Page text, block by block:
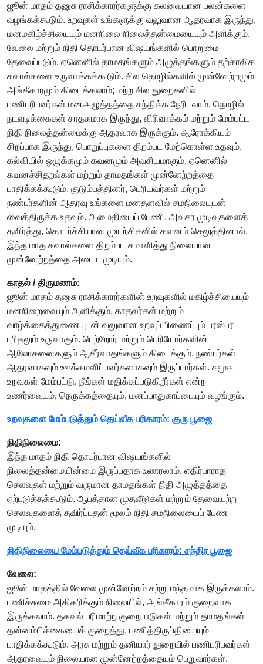
ஜூன் மாதம் தனுசு ராசிக்காரர்களுக்கு கலவையான பலன்களை
வழங்கக்கூடும். உறவுகள் உங்களுக்கு வலுவான ஆதரவாக இருந்து,
மனமகிழ்ச்சியையும் மனநிலை நிலைத்தன்மையையும் அளிக்கும்.
வேலை மற்றும் நிதி தொடர்பான விஷயங்களில் பொறுமை
தேவைப்படும், ஏனெனில் தாமதங்களும் அழுத்தங்களும் தற்காலிக
சவால்களை உருவாக்கக்கூடும். சில தொழில்களில் முன்னேற்றமும்
அங்கீகாரமும் கிடைக்கலாம்; மற்ற சில துறைகளில்
பணிபுரிபவர்கள் மனஅழுத்தத்தை சந்திக்க நேரிடலாம். தொழில்
நடவடிக்கைகள் சாதகமாக இருந்து, விரிவாக்கம் மற்றும் மேம்பட்ட
நிதி நிலைத்தன்மைக்கு ஆதரவாக இருக்கும். ஆரோக்கியம்
சிறப்பாக இருந்து, பொறுப்புகளை திறம்பட மேற்கொள்ள உதவும்.
கல்வியில் ஒழுக்கமும் கவனமும் அவசியமாகும், ஏனெனில்
கவனச்சிதறல்கள் மற்றும் தாமதங்கள் முன்னேற்றத்தை
பாதிக்கக்கூடும். குடும்பத்தினர், பெரியவர்கள் மற்றும்
நண்பர்களின் ஆதரவு உங்களை மனதளவில் சமநிலையுடன்
வைத்திருக்க உதவும். அமைதியைப் பேணி, அவசர முடிவுகளைத்
தவிர்த்து, தொடர்ச்சியான முயற்சிகளில் கவனம் செலுத்தினால்,
இந்த மாத சவால்களை திறம்பட சமாளித்து நிலையான
முன்னேற்றத்தை அடைய முடியும்.
காதல் / திருமணம்:
ஜூன் மாதம் தனுசு ராசிக்காரர்களின் உறவுகளில் மகிழ்ச்சியையும்
மனநிறைவையும் அளிக்கும். காதலர்கள் மற்றும்
வாழ்க்கைத்துணையுடன் வலுவான உறவுப் பிணைப்பும் பரஸ்பர
புரிதலும் உருவாகும். பெற்றோர் மற்றும் பெரியோர்களின்
ஆலோசனைகளும் ஆசீர்வாதங்களும் கிடைக்கும். நண்பர்கள்
ஆதரவாகவும் ஊக்கமளிப்பவர்களாகவும் இருப்பார்கள். சமூக
உறவுகள் மேம்பட்டு, நீங்கள் மதிக்கப்படுகிறீர்கள் என்ற
உணர்வையும், நெருக்கத்தையும், மனப்பாதுகாப்பையும் வழங்கும்.
உறவுகளை மேம்படுத்தும் தெய்வீக பரிகாரம்: குரு பூஜை
நிதிநிலைமை:
இந்த மாதம் நிதி தொடர்பான விஷயங்களில்
நிலைத்தன்மையின்மை இருப்பதாக உணரலாம். எதிர்பாராத
செலவுகள் மற்றும் வருமான தாமதங்கள் நிதி அழுத்தத்தை
ஏற்படுத்தக்கூடும். ஆபத்தான முதலீடுகள் மற்றும் தேவையற்ற
செலவுகளைத் தவிர்ப்பதன் மூலம் நிதி சமநிலையைப் பேண
முடியும்.
நிதிநிலையை மேம்படுத்தும் தெய்வீக பரிகாரம்: சந்திர பூஜை
வேலை:
ஜூன் மாதத்தில் வேலை முன்னேற்றம் சற்று மந்தமாக இருக்கலாம்.
பணிச்சுமை அதிகரிக்கும் நிலையில், அங்கீகாரம் குறைவாக
இருக்கலாம். தகவல் பரிமாற்ற குறைபாடுகள் மற்றும் தாமதங்கள்
தன்னம்பிக்கையைக் குறைத்து, பணித்திருப்தியையும்
பாதிக்கக்கூடும். அரசு மற்றும் தனியார் துறையில் பணிபுரிபவர்கள்
ஆதரவையும் நிலையான முன்னேற்றத்தையும் பெறுவார்கள்.